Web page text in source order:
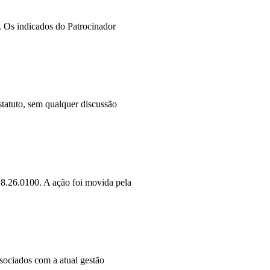
indicados do Patrocinador
sem qualquer discussão
A ação foi movida pela
com a atual gestão